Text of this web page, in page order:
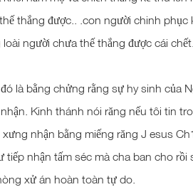
thắng được.. .con người chinh
người chưa thế thắng được cái
là bằng chửng rằng sự hy sinh của
Kinh thánh nói răng nếu tôi tin
nhận bằng miếng răng J esus
nhận tấm séc mà cha ban cho rồi
xử án hoàn toàn tự do.